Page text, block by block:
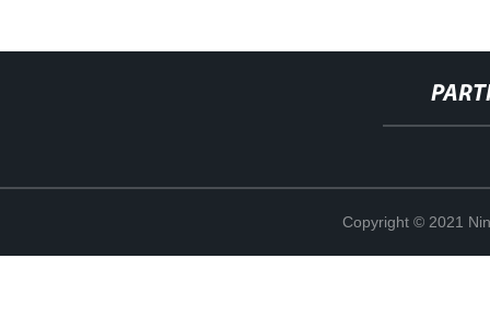
Copyright © 2021